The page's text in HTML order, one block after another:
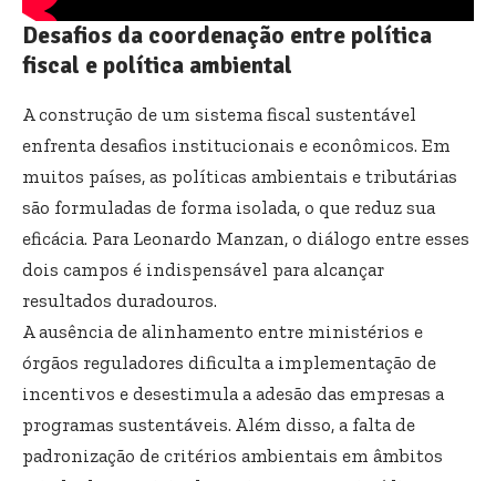
Desafios da coordenação entre política
fiscal e política ambiental
A construção de um sistema fiscal sustentável
enfrenta desafios institucionais e econômicos. Em
muitos países, as políticas ambientais e tributárias
são formuladas de forma isolada, o que reduz sua
eficácia. Para Leonardo Manzan, o diálogo entre esses
dois campos é indispensável para alcançar
resultados duradouros.
A ausência de alinhamento entre ministérios e
órgãos reguladores dificulta a implementação de
incentivos e desestimula a adesão das empresas a
programas sustentáveis. Além disso, a falta de
padronização de critérios ambientais em âmbitos